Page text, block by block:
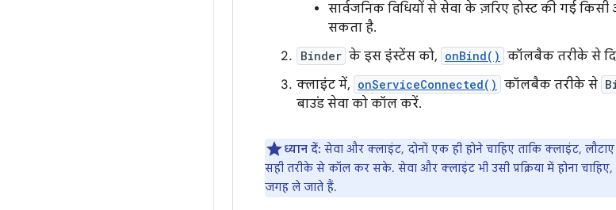
सार्वजनिक विधियों से सेवा के ज़रिए होस्ट की गई
सकता है.
Binder के इस इंस्टेंस को, onBind() कॉलबैक तरीके से
क्लाइंट में, onServiceConnected() कॉलबैक तरीके से
बाउंड सेवा को कॉल करें.
ध्यान दें: सेवा और क्लाइंट, दोनों एक ही होने चाहिए ताकि क्लाइंट,
सही तरीके से कॉल कर सके. सेवा और क्लाइंट भी उसी प्रक्रिया में होना
जगह ले जाते हैं.